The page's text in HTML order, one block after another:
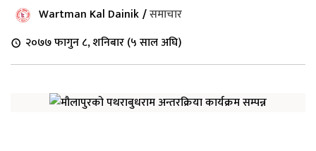
Wartman Kal Dainik/समाचार
२०७७ फागुन ८, शनिबार (५ साल अघि)